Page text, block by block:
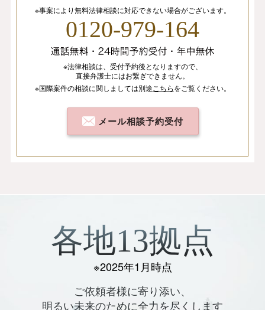
※事案により無料法律相談に対応できない場合がございます。
0120-979-164
※法律相談は、 受付予約後となりますので、
直接弁護士にはお繋ぎできません。
※国際案件の相談に関しましては別途 こちらをご覧ください。
メール相談予約受付
各地13拠点
※2025年1月時点
ご依頼者様に寄り添い、
明るい未来のために全力を尽くします